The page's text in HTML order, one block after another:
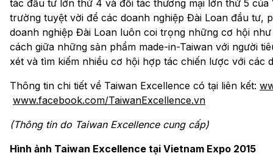
tác đầu tư lớn thứ 4 và đối tác thương mại lớn thứ 5 của
trường tuyệt vời để các doanh nghiệp Đài Loan đầu tư,
doanh nghiệp Đài Loan luôn coi trọng những cơ hội
cách giữa những sản phẩm made-in-Taiwan với người
xét và tìm kiếm nhiều cơ hội hợp tác chiến lược với các
Thông tin chi tiết về Taiwan Excellence có tại liên kết:
www.facebook.com/TaiwanExcellence.vn
(Thông tin do Taiwan Excellence cung cấp)
Hình ảnh Taiwan Excellence tại Vietnam Expo 2015